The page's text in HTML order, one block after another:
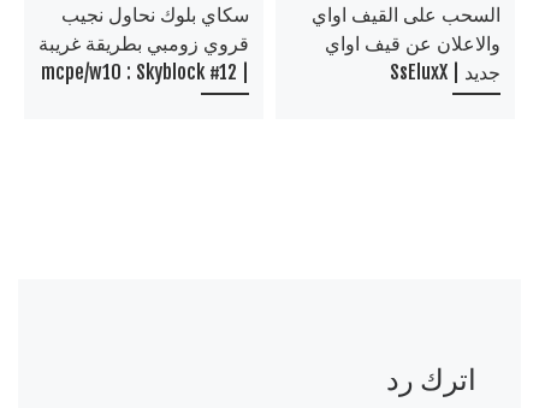
سكاي بلوك نحاول نجيب
قروي زومبي بطريقة غريبة
السحب على القيف اواي
والاعلان عن قيف اواي
جديد | SsEluxX
اترك رد